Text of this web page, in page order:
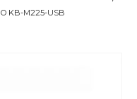
KB-M225-USB